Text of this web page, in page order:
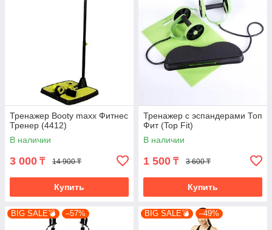
Тренажер Booty maxx Фитнес
Тренер (4412)
В наличии
3 000 ₸ 14 900 ₸
Купить
Тренажер с эспандерами Топ
Фит (Top Fit)
В наличии
1 500 ₸ 3 600 ₸
Купить
BIG SALE💣 –57% BIG SALE💣 –49%